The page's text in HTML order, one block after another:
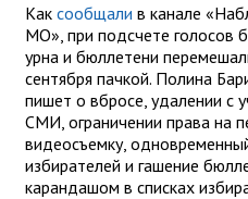
Как сообщали в канале
МО», при подсчете голосов
урна и бюллетени
сентября пачкой. Полина
пишет о вбросе, удалении с
СМИ, ограничении права на
видеосъемку,
избирателей и гашение
карандашом в списках